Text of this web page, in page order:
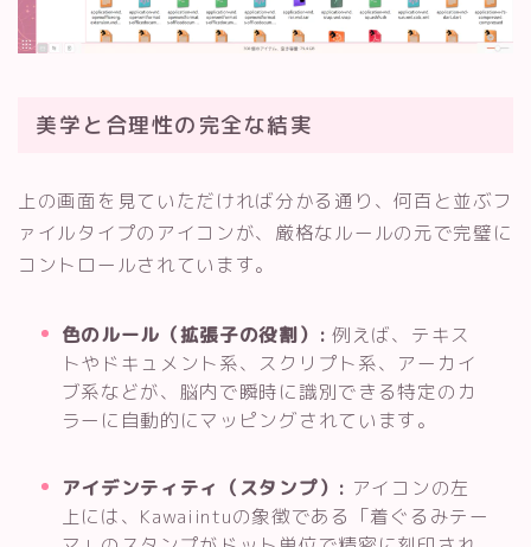
美学と合理性の完全な結実
上の画面を見ていただければ分かる通り、何百と並ぶフ
ァイルタイプのアイコンが、厳格なルールの元で完璧に
コントロールされています。
色のルール（拡張子の役割）: 例えば、テキス
トやドキュメント系、スクリプト系、アーカイ
ブ系などが、脳内で瞬時に識別できる特定のカ
ラーに自動的にマッピングされています。
アイデンティティ（スタンプ）: アイコンの左
上には、Kawaiintuの象徴である「着ぐるみテー